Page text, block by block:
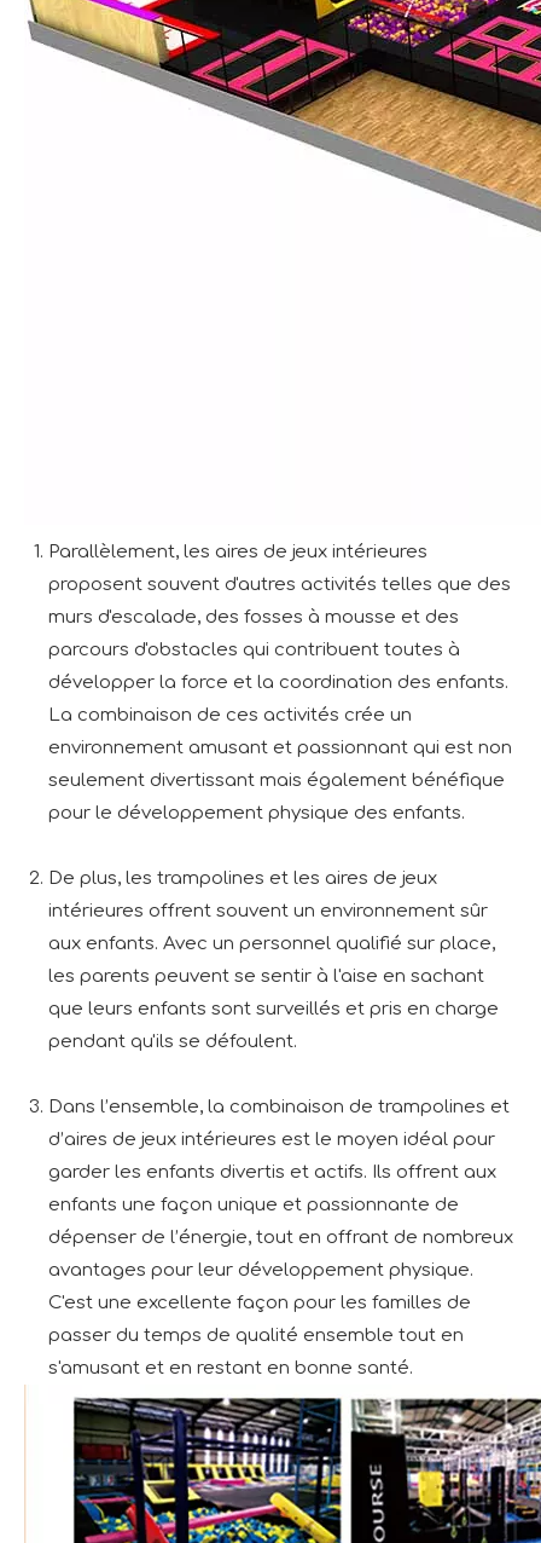
Parallèlement, les aires de jeux intérieures
proposent souvent d'autres activités telles que des
murs d'escalade, des fosses à mousse et des
parcours d'obstacles qui contribuent toutes à
développer la force et la coordination des enfants.
La combinaison de ces activités crée un
environnement amusant et passionnant qui est non
seulement divertissant mais également bénéfique
pour le développement physique des enfants.
De plus, les trampolines et les aires de jeux
intérieures offrent souvent un environnement sûr
aux enfants. Avec un personnel qualifié sur place,
les parents peuvent se sentir à l'aise en sachant
que leurs enfants sont surveillés et pris en charge
pendant qu'ils se défoulent.
Dans l’ensemble, la combinaison de trampolines et
d’aires de jeux intérieures est le moyen idéal pour
garder les enfants divertis et actifs. Ils offrent aux
enfants une façon unique et passionnante de
dépenser de l’énergie, tout en offrant de nombreux
avantages pour leur développement physique.
C'est une excellente façon pour les familles de
passer du temps de qualité ensemble tout en
s'amusant et en restant en bonne santé.